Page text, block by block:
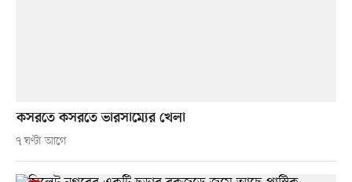
কসরতে কসরতে ভারসাম্যের খেলা
৭ ঘণ্টা আগে